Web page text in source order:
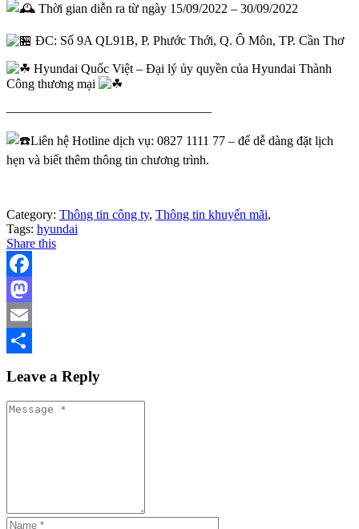
Thời gian diễn ra từ ngày 15/09/2022 – 30/09/2022
ĐC: Số 9A QL91B, P. Phước Thới, Q. Ô Môn, TP. Cần Thơ
Hyundai Quốc Việt – Đại lý ủy quyền của Hyundai Thành
Công thương mại
————————————————
Liên hệ Hotline dịch vụ: 0827 1111 77 – để dễ dàng đặt lịch
hẹn và biết thêm thông tin chương trình.
Category: Thông tin công ty, Thông tin khuyến mãi,
Tags: hyundai
Share this
Facebook
Mastodon
Email
Leave a Reply